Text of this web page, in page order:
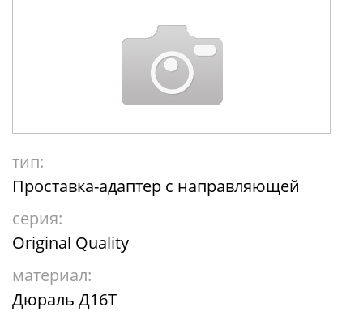
тип:
Проставка-адаптер с направляющей
серия:
Original Quality
материал:
Дюраль Д16Т